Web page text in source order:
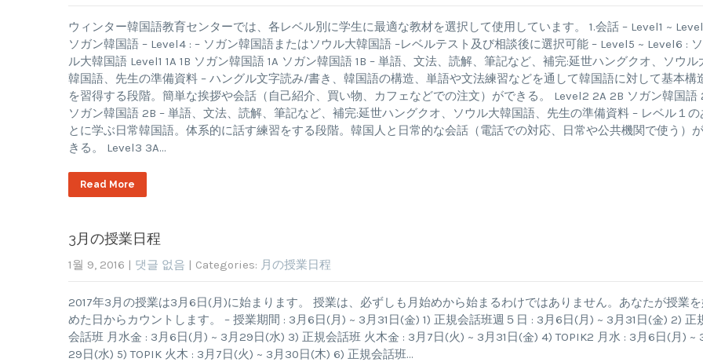
ウィンター韓国語教育センターでは、各レベル別に学生に最適な教材を選択して使用しています。 1.会話 – Level1 ~
ソガン韓国語 – Level4 : – ソガン韓国語またはソウル大韓国語 –レベルテスト及び相談後に選択可能 – Level5 ~ Level6 :
ル大韓国語 Level1 1A 1B ソガン韓国語 1A ソガン韓国語 1B – 単語、文法、読解、筆記など、補完:延世ハングクオ、ソウル
韓国語、先生の準備資料 – ハングル文字読み/書き、韓国語の構造、単語や文法練習などを通して韓国語に対して基本構
を習得する段階。簡単な挨拶や会話（自己紹介、買い物、カフェなどでの注文）ができる。 Level2 2A 2B ソガン韓国語
ソガン韓国語 2B – 単語、文法、読解、筆記など、補完:延世ハングクオ、ソウル大韓国語、先生の準備資料 – レベル１の
とに学ぶ日常韓国語。体系的に話す練習をする段階。韓国人と日常的な会話（電話での対応、日常や公共機関で使う）
きる。 Level3 3A…
Read More
3月の授業日程
1월 9, 2016 | 댓글 없음 | Categories: 月の授業日程
2017年3月の授業は3月6日(月)に始まります。 授業は、必ずしも月始めから始まるわけではありません。あなたが授業
めた日からカウントします。 – 授業期間 : 3月6日(月) ~ 3月31日(金) 1) 正規会話班週５日 : 3月6日(月) ~ 3月31日(金) 2) 正
会話班 月水金 : 3月6日(月) ~ 3月29日(水) 3) 正規会話班 火木金 : 3月7日(火) ~ 3月31日(金) 4) TOPIK2 月水 : 3月6日(月) ~
29日(水) 5) TOPIK 火木 : 3月7日(火) ~ 3月30日(木) 6) 正規会話班…